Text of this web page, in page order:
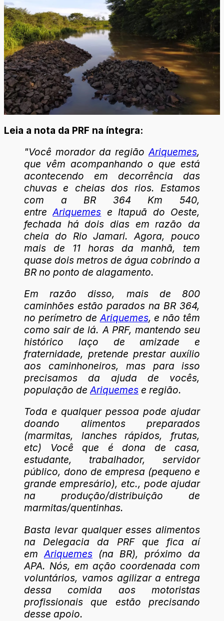
Leia a nota da PRF na íntegra:
"Você morador da regiãoAriquemes,
que vêm acompanhando o que está
acontecendo em decorrência das
chuvas e cheias dos rios. Estamos
com a BR 364 Km 540,
entreAriquemes e Itapuã do Oeste,
fechada há dois dias em razão da
cheia do Rio Jamari. Agora, pouco
mais de 11 horas da manhã, tem
quase dois metros de água cobrindo a
BR no ponto de alagamento.
Em razão disso, mais de 800
caminhões estão parados na BR 364,
no perímetro deAriquemes, e não têm
como sair de lá. A PRF, mantendo seu
histórico laço de amizade e
fraternidade, pretende prestar auxílio
aos caminhoneiros, mas para isso
precisamos da ajuda de vocês,
população deAriquemes e região.
Toda e qualquer pessoa pode ajudar
doando alimentos preparados
(marmitas, lanches rápidos, frutas,
etc) Você que é dona de casa,
estudante, trabalhador, servidor
público, dono de empresa (pequeno e
grande empresário), etc., pode ajudar
na produção/distribuição de
marmitas/quentinhas.
Basta levar qualquer esses alimentos
na Delegacia da PRF que fica aí
em Ariquemes (na BR), próximo da
APA. Nós, em ação coordenada com
voluntários, vamos agilizar a entrega
dessa comida aos motoristas
profissionais que estão precisando
desse apoio.